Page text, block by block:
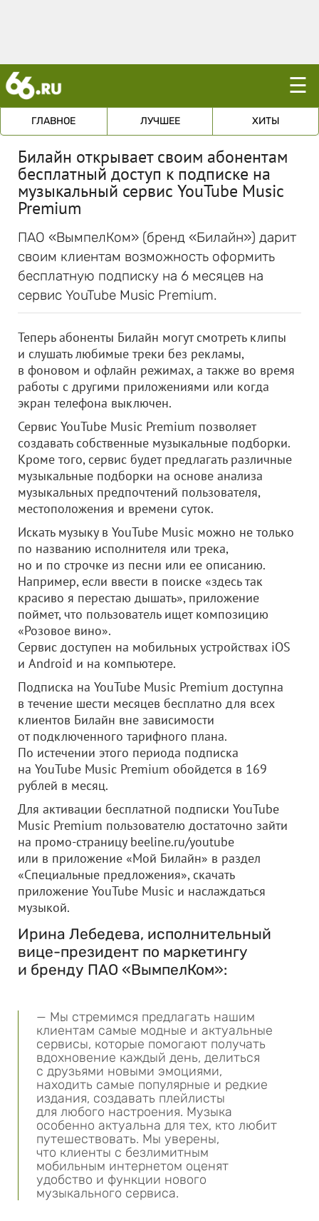
☰
ГЛАВНОЕ ЛУЧШЕЕ ХИТЫ
Билайн открывает своим абонентам
бесплатный доступ к подписке на
музыкальный сервис YouTube Music
Premium
ПАО «ВымпелКом» (бренд «Билайн») дарит
своим клиентам возможность оформить
бесплатную подписку на 6 месяцев на
сервис YouTube Music Premium.
Теперь абоненты Билайн могут смотреть клипы
и слушать любимые треки без рекламы,
в фоновом и офлайн режимах, а также во время
работы с другими приложениями или когда
экран телефона выключен.
Сервис YouTube Music Premium позволяет
создавать собственные музыкальные подборки.
Кроме того, сервис будет предлагать различные
музыкальные подборки на основе анализа
музыкальных предпочтений пользователя,
местоположения и времени суток.
Искать музыку в YouTube Music можно не только
по названию исполнителя или трека,
но и по строчке из песни или ее описанию.
Например, если ввести в поиске «здесь так
красиво я перестаю дышать», приложение
поймет, что пользователь ищет композицию
«Розовое вино».
Сервис доступен на мобильных устройствах iOS
и Android и на компьютере.
Подписка на YouTube Music Premium доступна
в течение шести месяцев бесплатно для всех
клиентов Билайн вне зависимости
от подключенного тарифного плана.
По истечении этого периода подписка
на YouTube Music Premium обойдется в 169
рублей в месяц.
Для активации бесплатной подписки YouTube
Music Premium пользователю достаточно зайти
на промо-страницу beeline.ru/youtube
или в приложение «Мой Билайн» в раздел
«Специальные предложения», скачать
приложение YouTube Music и наслаждаться
музыкой.
Ирина Лебедева, исполнительный
вице-президент по маркетингу
и бренду ПАО «ВымпелКом»:
— Мы стремимся предлагать нашим
клиентам самые модные и актуальные
сервисы, которые помогают получать
вдохновение каждый день, делиться
с друзьями новыми эмоциями,
находить самые популярные и редкие
издания, создавать плейлисты
для любого настроения. Музыка
особенно актуальна для тех, кто любит
путешествовать. Мы уверены,
что клиенты с безлимитным
мобильным интернетом оценят
удобство и функции нового
музыкального сервиса.